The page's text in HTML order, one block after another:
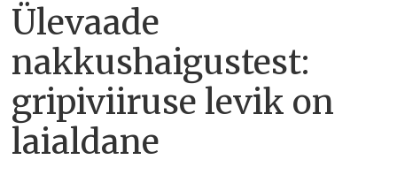
Ülevaade
nakkushaigustest:
gripiviiruse levik on
laialdane